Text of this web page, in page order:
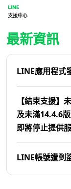
LINE
支援中心
首頁 | LINE支援中心
最新資訊
LINE應用程式
【結束支援】
及未滿14.4.6
即將停止提供
LINE帳號遭到